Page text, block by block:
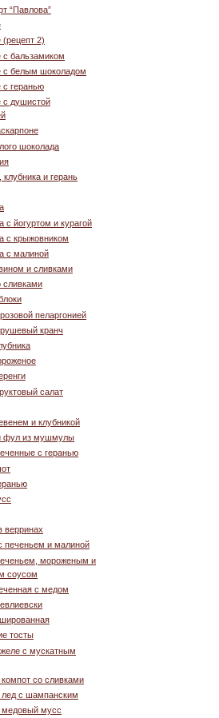
“Павлова”
2)
бальзамиком
с белым шоколадом
геранью
с душистой
шоколада
и герань
с йогуртом и курагой
с крыжовником
с малиной
и сливками
сливками
пеларгонией
кранч
салат
и клубникой
фул из мушмулы
с геранью
верринах
печеньем и малиной
мороженым и
соусом
с медом
тосты
с мускатным
со сливками
с шампанским
медовый мусс